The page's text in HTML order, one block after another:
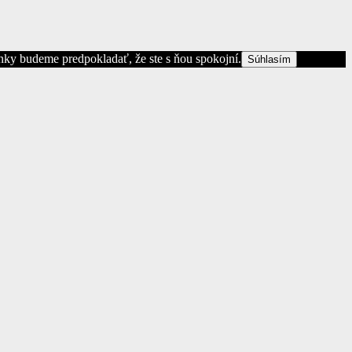
budeme predpokladať, že ste s ňou spokojní. Súhlasím